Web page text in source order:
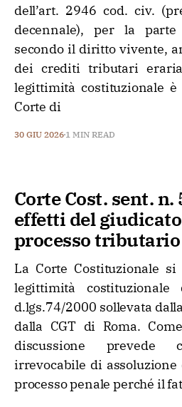
dell’art. 2946 cod. civ.
decennale), per la
secondo il diritto vivente,
dei crediti tributari
legittimità costituzionale è
Corte di
30 GIU 2026 1 MIN READ
Corte Cost. sent.
effetti del
processo tributario
La Corte Costituzionale
legittimità costituzionale
d.lgs.74/2000 sollevata
dalla CGT di Roma.
discussione prevede
irrevocabile di
processo penale perché il